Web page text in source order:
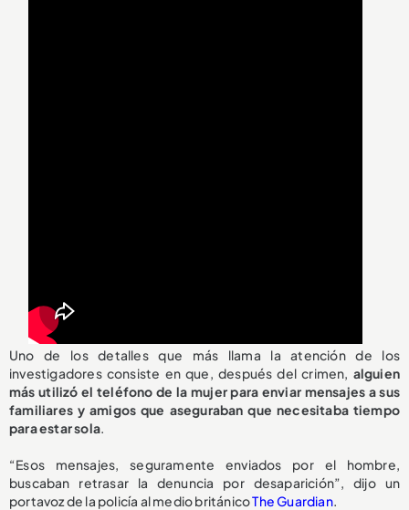
Uno de los detalles que más llama la atención de los
investigadores consiste en que, después del crimen, alguien
más utilizó el teléfono de la mujer para enviar mensajes a sus
familiares y amigos que aseguraban que necesitaba tiempo
para estar sola.
“Esos mensajes, seguramente enviados por el hombre,
buscaban retrasar la denuncia por desaparición”, dijo un
portavoz de la policía al medio británicoThe Guardian.